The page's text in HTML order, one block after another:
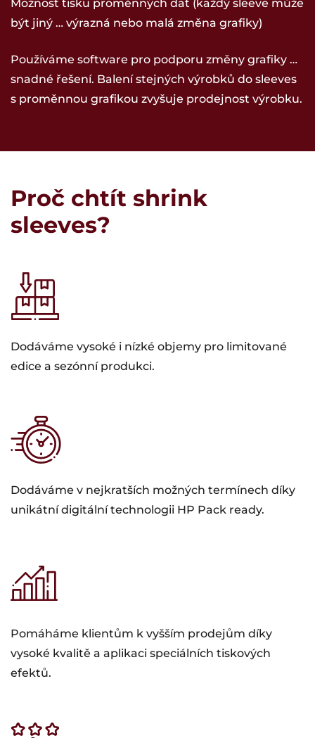
Možnost tisku proměnných dat (každý sleeve může
být jiný … výrazná nebo malá změna grafiky)
Používáme software pro podporu změny grafiky …
snadné řešení. Balení stejných výrobků do sleeves
s proměnnou grafikou zvyšuje prodejnost výrobku.
Proč chtít shrink
sleeves?
Dodáváme vysoké i nízké objemy pro limitované
edice a sezónní produkci.
Dodáváme v nejkratších možných termínech díky
unikátní digitální technologii HP Pack ready.
Pomáháme klientům k vyšším prodejům díky
vysoké kvalitě a aplikaci speciálních tiskových
efektů.